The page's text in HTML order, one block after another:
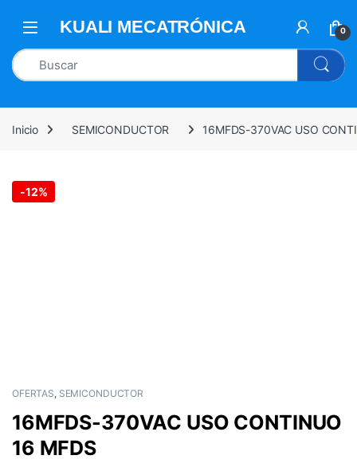
0
Inicio SEMICONDUCTOR 16MFDS-370VAC USO
-12%
OFERTAS, SEMICONDUCTOR
16MFDS-370VAC USO CONTINUO
16 MFDS